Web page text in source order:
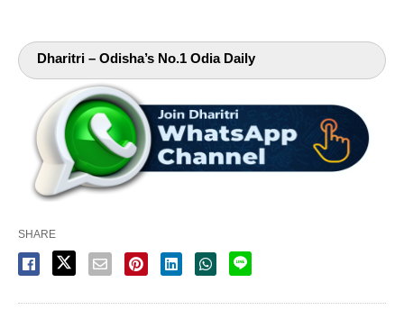
Dharitri – Odisha’s No.1 Odia Daily
SHARE